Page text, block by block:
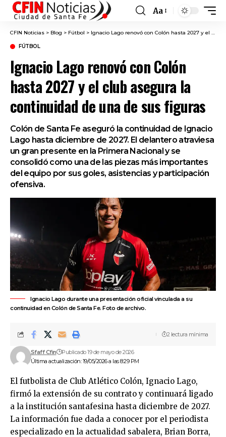
Font
Resizer
Aa
CFIN Noticias > Blog > Fútbol > Ignacio Lago renovó con Colón hasta 2027 y el club asegura la continuidad de una de sus figuras
FÚTBOL
Ignacio Lago renovó con Colón
hasta 2027 y el club asegura la
continuidad de una de sus figuras
Colón de Santa Fe aseguró la continuidad de Ignacio
Lago hasta diciembre de 2027. El delantero atraviesa
un gran presente en la Primera Nacional y se
consolidó como una de las piezas más importantes
del equipo por sus goles, asistencias y participación
ofensiva.
Ignacio Lago durante una presentación oficial vinculada a su
continuidad en Colón de Santa Fe. Foto de archivo.
Última actualización: 19/05/2026 a las 8:29 PM
Sfaff Cfin Publicado 19 de mayo de 2026
2 lectura mínima
El futbolista de Club Atlético Colón, Ignacio Lago,
firmó la extensión de su contrato y continuará ligado
a la institución santafesina hasta diciembre de 2027.
La información fue dada a conocer por el periodista
especializado en la actualidad sabalera, Brian Borra,